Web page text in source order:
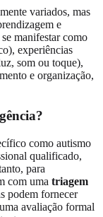
variados, mas
e
manifestar como
experiências
som ou toque),
e organização,
como autismo
qualificado,
para
com uma triagem
podem fornecer
avaliação formal